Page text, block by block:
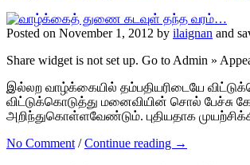
Posted on November 1, 2012 by ilaignan and
Share widget is not set up. Go to Admin »
இல்லற வாழ்க்கையில் தம்பதியரிடையே
விட்டுக்கொடுத்து மனைவியின் சொல்
அறிந்துகொள்ளவேண்டும். புதியதாக
No Comment /Continue reading →